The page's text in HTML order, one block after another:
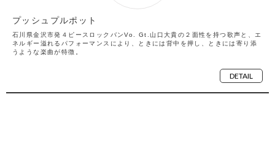
プッシュプルポット
石川県金沢市発４ピースロックバン​ ​Vo. Gt.山口大貴の２面性を持つ歌声と、エ
ネルギー溢れるパフォーマンスにより、ときには背中を押し、ときには寄り添
うような楽曲が特徴。
DETAIL